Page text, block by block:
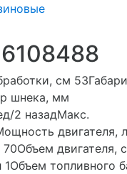
см
шнека, мм
2 назадМакс.
двигателя,
70Объем двигателя,
топливного